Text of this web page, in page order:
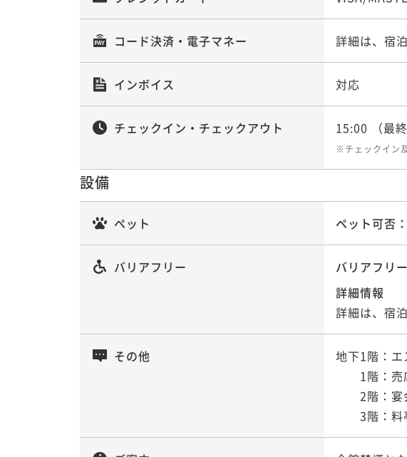
コード決済・電子マネー 詳細は、宿
インボイス 対応
チェックイン・チェックアウト 15:00 （最
※チェックイン
設備
ペット ペット可否：
バリアフリー バリアフリ
詳細情報
詳細は、宿
その他
地下1階：エ
1階：売店
2階：宴
3階：料亭